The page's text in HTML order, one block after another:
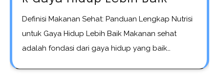
Definisi Makanan Sehat: Panduan Lengkap Nutrisi
untuk Gaya Hidup Lebih Baik Makanan sehat
adalah fondasi dari gaya hidup yang baik…